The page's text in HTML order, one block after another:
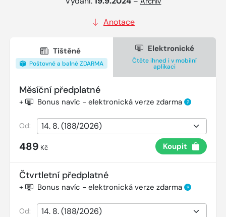
Anotace
Tištěné
Poštovné a balné ZDARMA
Elektronické
Čtěte ihned i v mobilní
aplikaci
Měsíční předplatné
+ Bonus navíc - elektronická verze zdarma ?
Od:
489 Kč Koupit
Čtvrtletní předplatné
+ Bonus navíc - elektronická verze zdarma ?
Od: